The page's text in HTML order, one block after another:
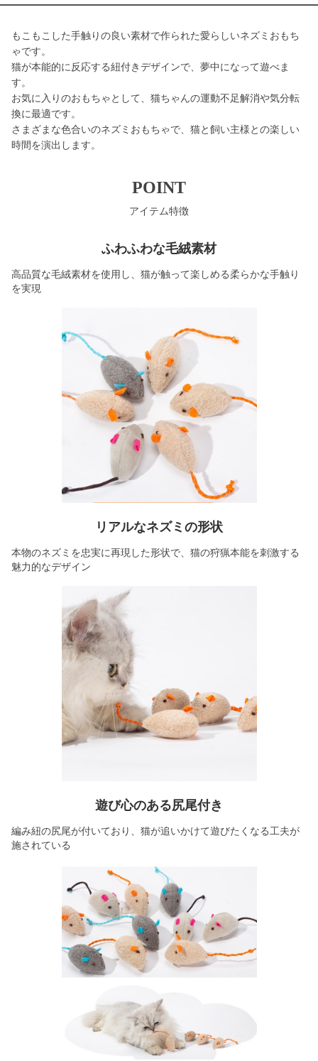
もこもこした手触りの良い素材で作られた愛らしいネズミおもち
ゃです。
猫が本能的に反応する紐付きデザインで、夢中になって遊べま
す。
お気に入りのおもちゃとして、猫ちゃんの運動不足解消や気分転
換に最適です。
さまざまな色合いのネズミおもちゃで、猫と飼い主様との楽しい
時間を演出します。
POINT
アイテム特徴
ふわふわな毛絨素材
高品質な毛絨素材を使用し、猫が触って楽しめる柔らかな手触り
を実現
リアルなネズミの形状
本物のネズミを忠実に再現した形状で、猫の狩猟本能を刺激する
魅力的なデザイン
遊び心のある尻尾付き
編み紐の尻尾が付いており、猫が追いかけて遊びたくなる工夫が
施されている